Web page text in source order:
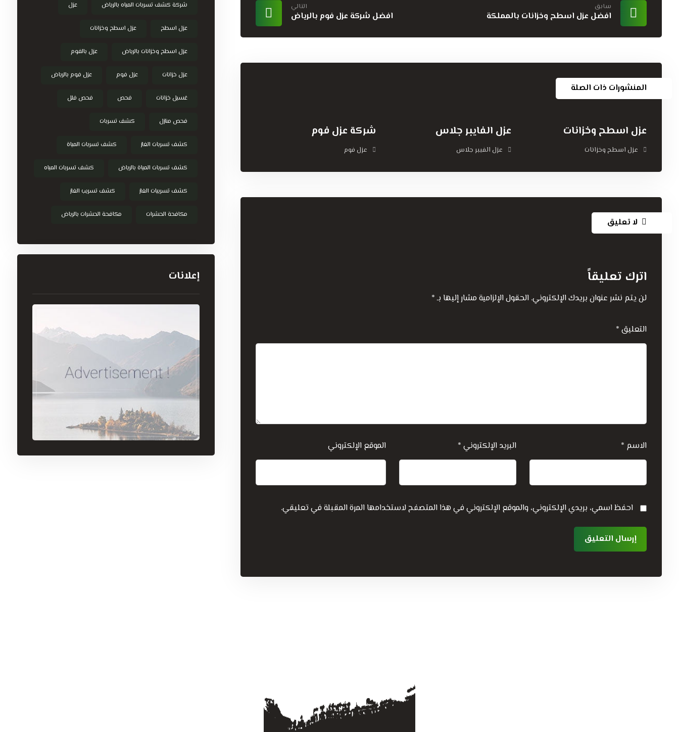
سابق
افضل عزل اسطح وخزانات بالمملكة
التالي
افضل شركة عزل فوم بالرياض
المنشورات ذات الصلة
عزل اسطح وخزانات
عزل اسطح وخزانات
عزل الفايبر جلاس
عزل الفيبر جلاس
شركة عزل فوم
عزل فوم
لا تعليق
اترك تعليقاً
لن يتم نشر عنوان بريدك الإلكتروني. الحقول الإلزامية مشار إليها بـ*
التعليق *
الاسم * البريد الإلكتروني * الموقع الإلكتروني
احفظ اسمي، بريدي الإلكتروني، والموقع الإلكتروني في هذا المتصفح لاستخدامها المرة المقبلة في تعليقي.
شركة كشف تسربات المياه بالرياض عزل
عزل اسطح عزل اسطح وخزانات
عزل اسطح وخزانات بالرياض عزل بالفوم
عزل خزانات عزل فوم عزل فوم بالرياض
غسيل خزانات فحص فحص فلل
فحص منازل كشف تسربات
كشف تسربات الغاز كشف تسربات المياة
كشف تسربات المياة بالرياض كشف تسربات المياه
كشف تسريبات الغاز كشف تسريب الغاز
مكافحة الحشرات مكافحة الحشرات بالرياض
إعلانات